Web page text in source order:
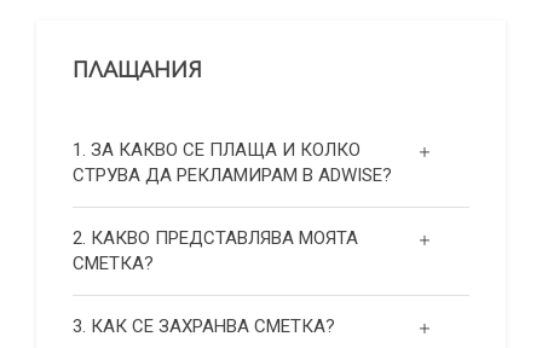
ПЛАЩАНИЯ
1. ЗА КАКВО СЕ ПЛАЩА И КОЛКО
СТРУВА ДА РЕКЛАМИРАМ В ADWISE?
2. КАКВО ПРЕДСТАВЛЯВА МОЯТА
СМЕТКА?
3. КАК СЕ ЗАХРАНВА СМЕТКА?